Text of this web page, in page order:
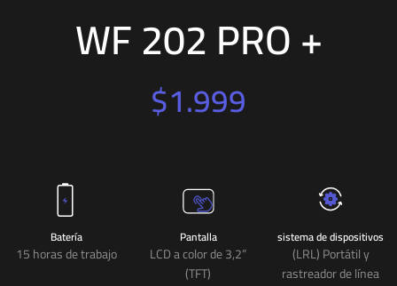
WF 202 PRO +
$1.999
Batería
15 horas de trabajo
Pantalla
LCD a color de 3,2”
(TFT)
sistema de dispositivos
(LRL) Portátil y
rastreador de línea